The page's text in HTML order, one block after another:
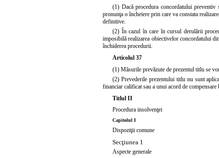
(1) Dacă procedura concordatului preventiv
pronunţa o încheiere prin care va constata
definitive.
(2) În cazul în care în cursul derulării
imposibilă realizarea obiectivelor concordatului
închiderea procedurii.
Articolul 37
(1) Măsurile prevăzute de prezentul titlu se
(2) Prevederile prezentului titlu nu sunt
financiar calificat sau a unui acord de compensare
Titlul II
Procedura insolvenţei
Capitolul I
Dispoziţii comune
Secţiunea 1
Aspecte generale